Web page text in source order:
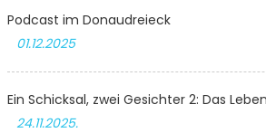
Podcast im Donaudreieck
01.12.2025
Ein Schicksal, zwei Gesichter 2: Das
24.11.2025.